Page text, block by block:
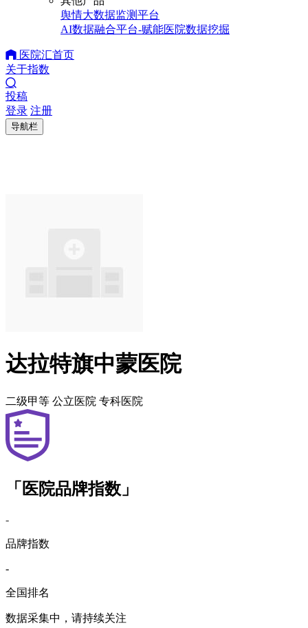
舆情大数据监测平台
AI数据融合平台-赋能医院数据挖掘
医院汇首页
关于指数
投稿
登录 注册
导航栏
达拉特旗中蒙医院
二级甲等 公立医院 专科医院
「医院品牌指数」
-
品牌指数
-
全国排名
数据采集中，请持续关注